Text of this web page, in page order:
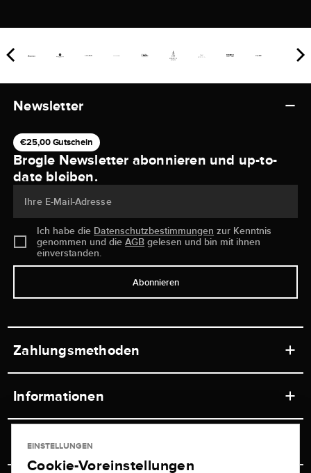
Newsletter
€25,00 Gutschein
Brogle Newsletter abonnieren und up-to-
date bleiben.
Ihre E-Mail-Adresse
Ich habe die Datenschutzbestimmungen zur Kenntnis
genommen und dieAGB gelesen und bin mit ihnen
einverstanden.
Abonnieren
Zahlungsmethoden
Informationen
Ladengeschäft
Service
EINSTELLUNGEN
Cookie-Voreinstellungen